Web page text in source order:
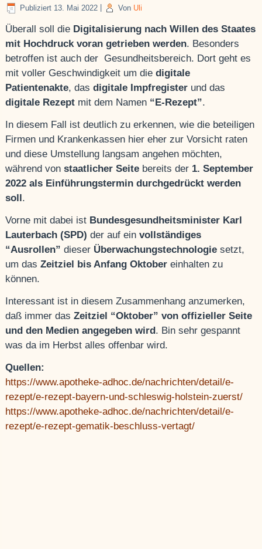
Publiziert 13. Mai 2022 Von Uli
Überall soll die Digitalisierung nach Willen des Staates
mit Hochdruck voran getrieben werden. Besonders
betroffen ist auch der Gesundheitsbereich. Dort geht es
mit voller Geschwindigkeit um diedigitale
Patientenakte, dasdigitale Impfregister und das
digitale Rezept mit dem Namen “E-Rezept”.
In diesem Fall ist deutlich zu erkennen, wie die beteiligen
Firmen und Krankenkassen hier eher zur Vorsicht raten
und diese Umstellung langsam angehen möchten,
während vonstaatlicher Seite bereits der 1. September
2022 als Einführungstermin durchgedrückt werden
soll .
Vorne mit dabei ist Bundesgesundheitsminister Karl
Lauterbach (SPD) der auf einvollständiges
“Ausrollen” dieser Überwachungstechnologie setzt,
um dasZeitziel bis Anfang Oktober einhalten zu
können.
Interessant ist in diesem Zusammenhang anzumerken,
daß immer dasZeitziel “Oktober” von offizieller Seite
und den Medien angegeben wird . Bin sehr gespannt
was da im Herbst alles offenbar wird.
Quellen:
https://www.apotheke-adhoc.de/nachrichten/detail/e-
rezept/e-rezept-bayern-und-schleswig-holstein-zuerst/
https://www.apotheke-adhoc.de/nachrichten/detail/e-
rezept/e-rezept-gematik-beschluss-vertagt/